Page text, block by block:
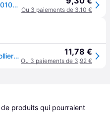
SKF - Soufflet de cardan VKJP 01001 - Réf. 133VKJP01001
Ou 3 paiements de 3,10 €
SKF Soufflet De Cardan avec colliers VKJP 01001 Kit Soufflet De Cardan,Jeu de joints-soufflets, arbre de commande VW,AUDI,MERCEDES-BENZ 11,78 €
Ou 3 paiements de 3,92 €
produits qui pourraient